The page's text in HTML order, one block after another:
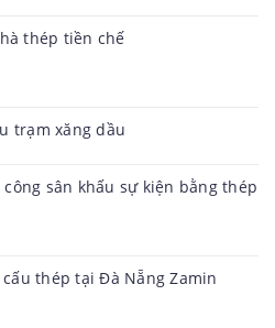
thép tiền chế
trạm xăng dầu
sân khấu sự kiện bằng thép
cấu thép tại Đà Nẵng Zamin